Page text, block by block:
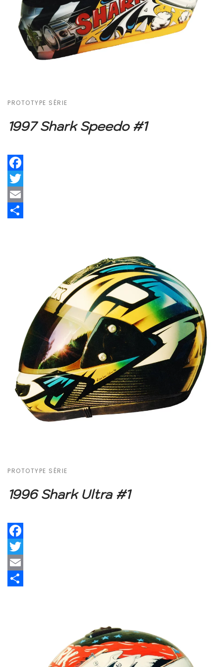
PROTOTYPE SÉRIE
1997 Shark Speedo #1
Facebook
Twitter
Email
PROTOTYPE SÉRIE
1996 Shark Ultra #1
Facebook
Twitter
Email